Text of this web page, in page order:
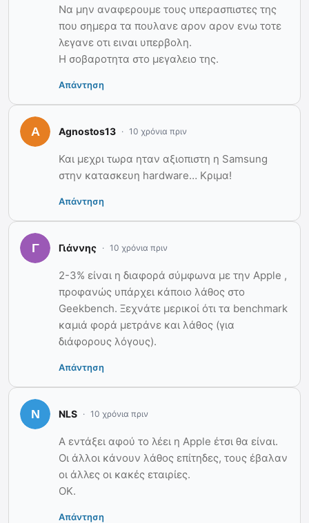
Να μην αναφερουμε τους υπερασπιστες της
που σημερα τα πουλανε αρον αρον ενω τοτε
λεγανε οτι ειναι υπερβολη.
Η σοβαροτητα στο μεγαλειο της.
Απάντηση
Agnostos13 10 χρόνια πριν
Και μεχρι τωρα ηταν αξιοπιστη η Samsung
στην κατασκευη hardware… Κριμα!
Απάντηση
Γιάννης 10 χρόνια πριν
2-3% είναι η διαφορά σύμφωνα με την Apple ,
προφανώς υπάρχει κάποιο λάθος στο
Geekbench. Ξεχνάτε μερικοί ότι τα benchmark
καμιά φορά μετράνε και λάθος (για
διάφορους λόγους).
Απάντηση
NLS 10 χρόνια πριν
Α εντάξει αφού το λέει η Apple έτσι θα είναι.
Οι άλλοι κάνουν λάθος επίτηδες, τους έβαλαν
οι άλλες οι κακές εταιρίες.
ΟΚ.
Απάντηση